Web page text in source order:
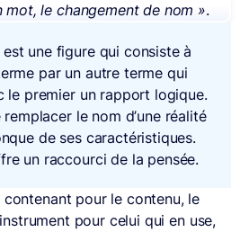
mot, le changement de nom ».
est une figure qui consiste à
par un autre terme qui
le premier un rapport logique.
remplacer le nom d’une réalité
de ses caractéristiques.
un raccourci de la pensée.
pour le contenu, le
pour celui qui en use,